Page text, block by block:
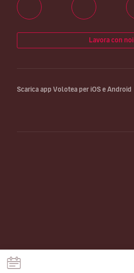
Lavora con noi
Scarica app Volotea per iOS e Android